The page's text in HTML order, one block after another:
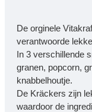
De orginele
verantwoorde
In 3 verschillende
granen, popcorn,
knabbelhoutje.
De Kräckers zijn
waardoor de